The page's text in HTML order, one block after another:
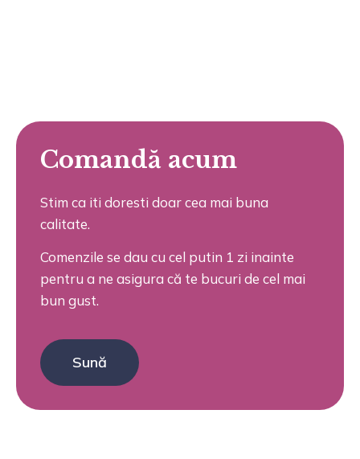
Comandă acum
Stim ca iti doresti doar cea mai buna
calitate.
Comenzile se dau cu cel putin 1 zi inainte
pentru a ne asigura că te bucuri de cel mai
bun gust.
Sună